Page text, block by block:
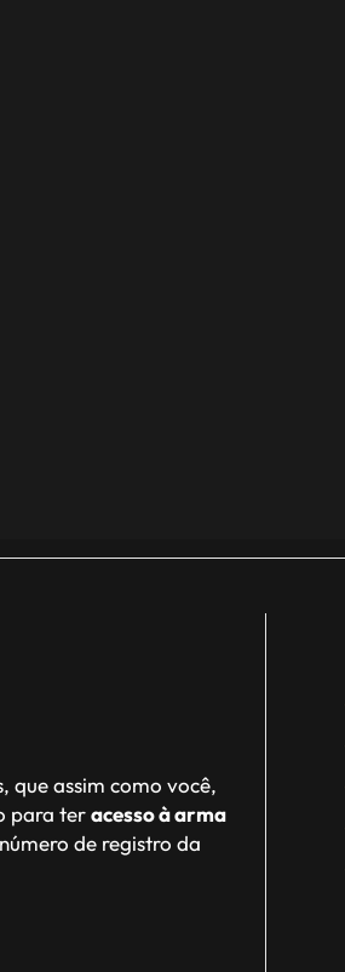
que assim como você,
para teracesso à arma
de registro da